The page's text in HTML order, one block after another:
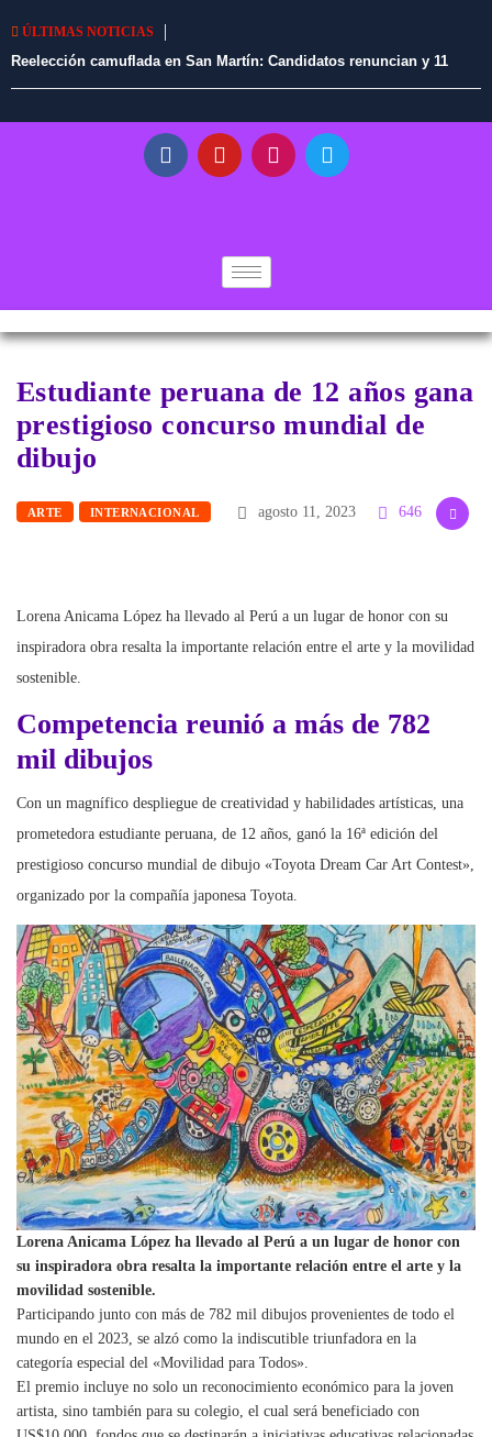
ÚLTIMAS NOTICIAS
Reelección camuflada en San Martín: Candidatos renuncian y 11
alcaldes en ejercicio tendrían vía libre para continuar en el cargo
Estudiante peruana de 12 años gana
prestigioso concurso mundial de
dibujo
ARTE INTERNACIONAL agosto 11, 2023 646
Lorena Anicama López ha llevado al Perú a un lugar de honor con su
inspiradora obra resalta la importante relación entre el arte y la movilidad
sostenible.
Competencia reunió a más de 782
mil dibujos
Con un magnífico despliegue de creatividad y habilidades artísticas, una
prometedora estudiante peruana, de 12 años, ganó la 16ª edición del
prestigioso concurso mundial de dibujo «Toyota Dream Car Art Contest»,
organizado por la compañía japonesa Toyota.
Lorena Anicama López ha llevado al Perú a un lugar de honor con
su inspiradora obra resalta la importante relación entre el arte y la
movilidad sostenible.
Participando junto con más de 782 mil dibujos provenientes de todo el
mundo en el 2023, se alzó como la indiscutible triunfadora en la
categoría especial del «Movilidad para Todos».
El premio incluye no solo un reconocimiento económico para la joven
artista, sino también para su colegio, el cual será beneficiado con